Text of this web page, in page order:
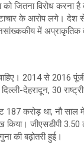
को जितना विरोध
के आरोप लगे। देश
में अप्राकृतिक
2014 से 2016
देहरादून, 30
करोड़ था, नौ साल में
जीएसडीपी 3.50
की बढ़ोतरी हुई।